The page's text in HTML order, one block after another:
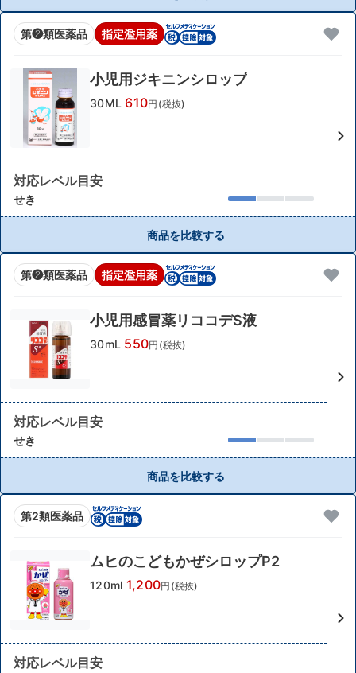
第❷類医薬品 指定濫用薬
小児用ジキニンシロップ
30ML 610円(税抜)
対応レベル目安
せき
商品を比較する
第❷類医薬品 指定濫用薬
小児用感冒薬リココデS液
30mL 550円(税抜)
対応レベル目安
せき
商品を比較する
第2類医薬品
ムヒのこどもかぜシロップP2
120ml 1,200円(税抜)
対応レベル目安